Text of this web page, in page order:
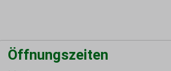
Öffnungszeiten